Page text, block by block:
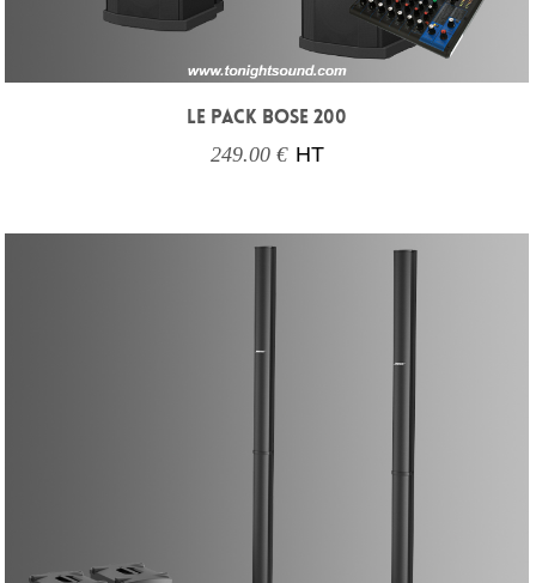
LE PACK BOSE 200
249.00 € HT